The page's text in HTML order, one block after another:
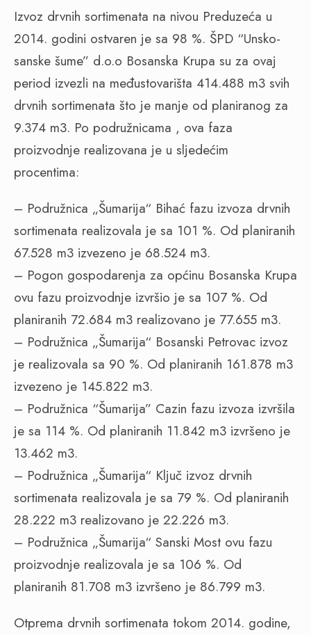
Izvoz drvnih sortimenata na nivou Preduzeća u
2014. godini ostvaren je sa 98 %. ŠPD “Unsko-
sanske šume” d.o.o Bosanska Krupa su za ovaj
period izvezli na međustovarišta 414.488 m3 svih
drvnih sortimenata što je manje od planiranog za
9.374 m3. Po podružnicama , ova faza
proizvodnje realizovana je u sljedećim
procentima:
– Podružnica „Šumarija“ Bihać fazu izvoza drvnih
sortimenata realizovala je sa 101 %. Od planiranih
67.528 m3 izvezeno je 68.524 m3.
– Pogon gospodarenja za općinu Bosanska Krupa
ovu fazu proizvodnje izvršio je sa 107 %. Od
planiranih 72.684 m3 realizovano je 77.655 m3.
– Podružnica „Šumarija“ Bosanski Petrovac izvoz
je realizovala sa 90 %. Od planiranih 161.878 m3
izvezeno je 145.822 m3.
– Podružnica “Šumarija” Cazin fazu izvoza izvršila
je sa 114 %. Od planiranih 11.842 m3 izvršeno je
13.462 m3.
– Podružnica „Šumarija“ Ključ izvoz drvnih
sortimenata realizovala je sa 79 %. Od planiranih
28.222 m3 realizovano je 22.226 m3.
– Podružnica „Šumarija“ Sanski Most ovu fazu
proizvodnje realizovala je sa 106 %. Od
planiranih 81.708 m3 izvršeno je 86.799 m3.
Otprema drvnih sortimenata tokom 2014. godine,